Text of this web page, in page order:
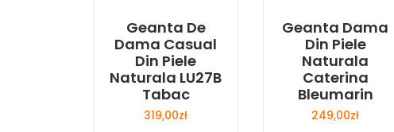
Geanta De
Dama Casual
Din Piele
Naturala LU27B
Tabac
319,00zł
Geanta Dama
Din Piele
Naturala
Caterina
Bleumarin
249,00zł